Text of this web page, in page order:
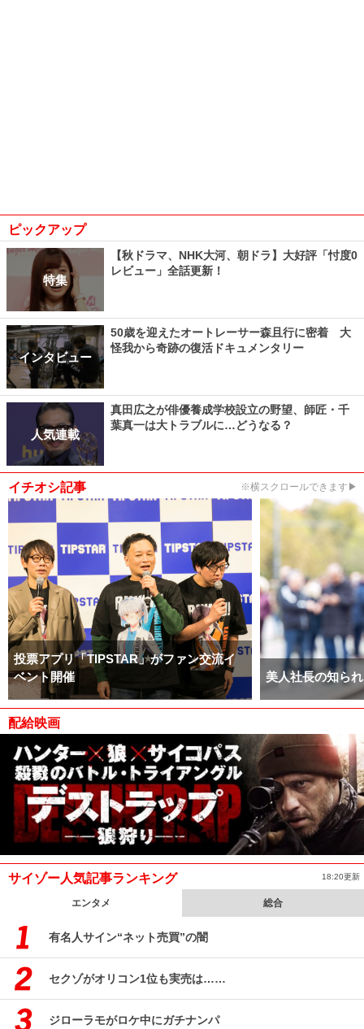
ピックアップ
特集
【秋ドラマ、NHK大河、朝ドラ】大好評「忖度0
レビュー」全話更新！
インタビュー
50歳を迎えたオートレーサー森且行に密着 大
怪我から奇跡の復活ドキュメンタリー
人気連載
真田広之が俳優養成学校設立の野望、師匠・千
葉真一は大トラブルに…どうなる？
イチオシ記事 ※横スクロールできます▶
投票アプリ「TIPSTAR」がファン交流イ
ベント開催
美人社長の知ら
配給映画
サイゾー人気記事ランキング 18:20更新
エンタメ 総合
有名人サイン“ネット売買”の闇
セクゾがオリコン1位も実売は……
ジローラモがロケ中にガチナンパ